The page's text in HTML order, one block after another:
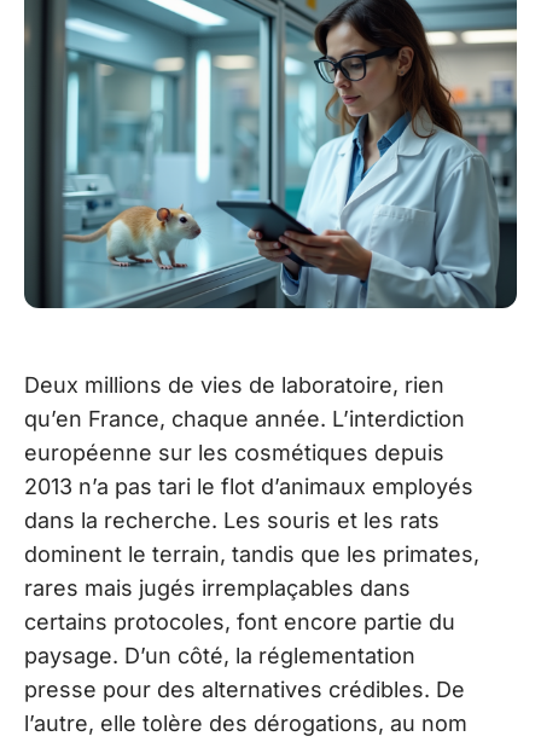
Deux millions de vies de laboratoire, rien
qu’en France, chaque année. L’interdiction
européenne sur les cosmétiques depuis
2013 n’a pas tari le flot d’animaux employés
dans la recherche. Les souris et les rats
dominent le terrain, tandis que les primates,
rares mais jugés irremplaçables dans
certains protocoles, font encore partie du
paysage. D’un côté, la réglementation
presse pour des alternatives crédibles. De
l’autre, elle tolère des dérogations, au nom